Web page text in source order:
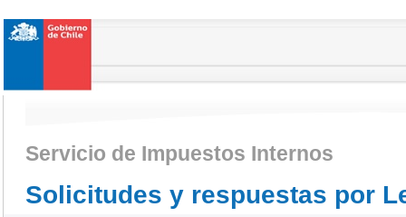
Servicio de Impuestos Internos
Solicitudes y respuestas por